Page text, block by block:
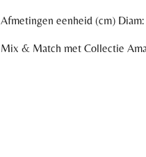
Afmetingen eenheid (cm)
Mix & Match met Collectie